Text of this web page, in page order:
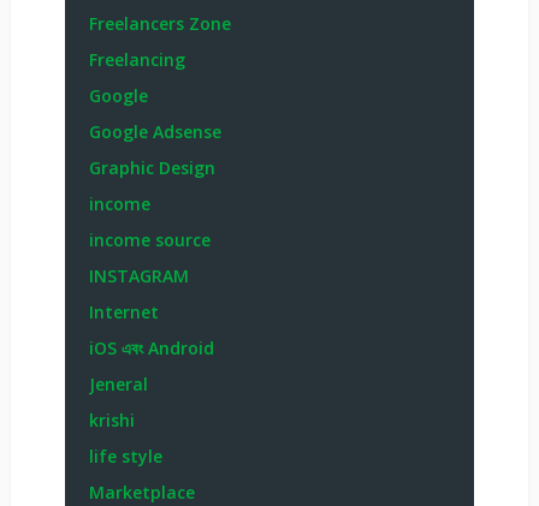
Freelancers Zone
Freelancing
Google
Google Adsense
Graphic Design
income
income source
INSTAGRAM
Internet
iOS এবং Android
Jeneral
krishi
life style
Marketplace